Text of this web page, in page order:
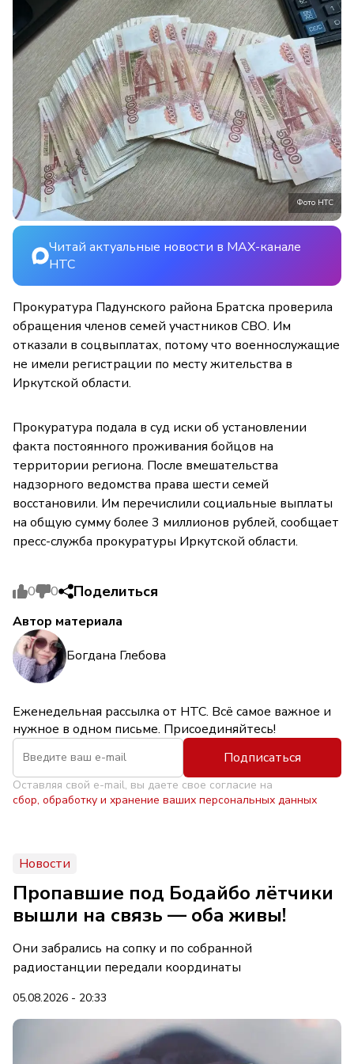
Фото НТС
Читай актуальные новости в MAX-канале
НТС
Прокуратура Падунского района Братска проверила
обращения членов семей участников СВО. Им
отказали в соцвыплатах, потому что военнослужащие
не имели регистрации по месту жительства в
Иркутской области.
Прокуратура подала в суд иски об установлении
факта постоянного проживания бойцов на
территории региона. После вмешательства
надзорного ведомства права шести семей
восстановили. Им перечислили социальные выплаты
на общую сумму более 3 миллионов рублей, сообщает
пресс-служба прокуратуры Иркутской области.
0 0 Поделиться
Автор материала
Богдана Глебова
Еженедельная рассылка от НТС. Всё самое важное и
нужное в одном письме. Присоединяйтесь!
Подписаться
Оставляя свой e-mail, вы даете свое согласие на
сбор, обработку и хранение ваших персональных данных
Новости
Пропавшие под Бодайбо лётчики
вышли на связь — оба живы!
Они забрались на сопку и по собранной
радиостанции передали координаты
05.08.2026 - 20:33